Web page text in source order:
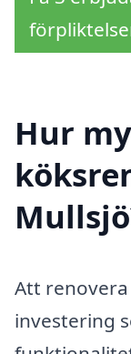
Hur
Att
investering